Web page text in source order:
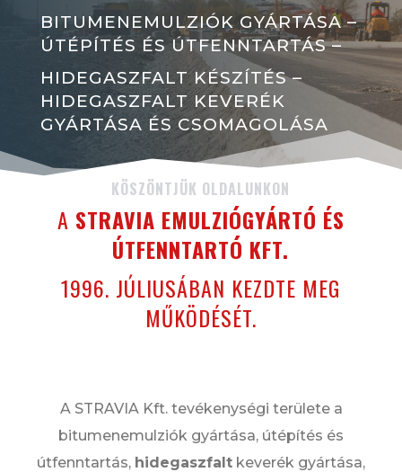
BITUMENEMULZIÓK GYÁRTÁSA –
ÚTÉPÍTÉS ÉS ÚTFENNTARTÁS –
HIDEGASZFALT KÉSZÍTÉS –
HIDEGASZFALT KEVERÉK
GYÁRTÁSA ÉS CSOMAGOLÁSA
KÖSZÖNTJÜK OLDALUNKON
A STRAVIA EMULZIÓGYÁRTÓ ÉS
ÚTFENNTARTÓ KFT.
1996. JÚLIUSÁBAN KEZDTE MEG
MŰKÖDÉSÉT.
A STRAVIA Kft. tevékenységi területe a
bitumenemulziók gyártása, útépítés és
útfenntartás, hidegaszfalt keverék gyártása,